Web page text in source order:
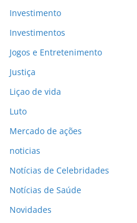
Investimento
Investimentos
Jogos e Entretenimento
Justiça
Liçao de vida
Luto
Mercado de ações
noticias
Notícias de Celebridades
Notícias de Saúde
Novidades